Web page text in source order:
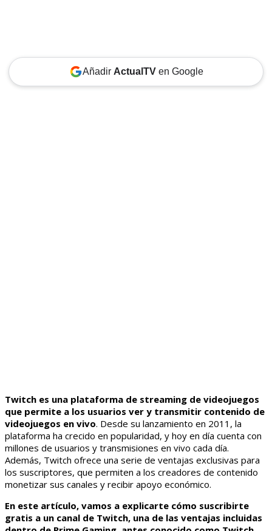
Añadir ActualTVen Google
Twitch es una plataforma de streaming de videojuegos
que permite a los usuarios ver y transmitir contenido de
videojuegos en vivo. Desde su lanzamiento en 2011, la
plataforma ha crecido en popularidad, y hoy en día cuenta con
millones de usuarios y transmisiones en vivo cada día.
Además, Twitch ofrece una serie de ventajas exclusivas para
los suscriptores, que permiten a los creadores de contenido
monetizar sus canales y recibir apoyo económico.
En este artículo, vamos a explicarte cómo suscribirte
gratis a un canal de Twitch, una de las ventajas incluidas